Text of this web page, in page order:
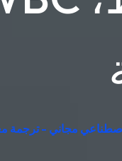
مجاني - ترجمة